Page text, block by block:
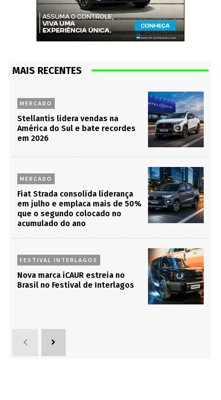
MAIS RECENTES
MERCADO
Stellantis lidera vendas na
América do Sul e bate recordes
em 2026
MERCADO
Fiat Strada consolida liderança
em julho e emplaca mais de 50%
que o segundo colocado no
acumulado do ano
FESTIVAL INTERLAGOS
Nova marca iCAUR estreia no
Brasil no Festival de Interlagos